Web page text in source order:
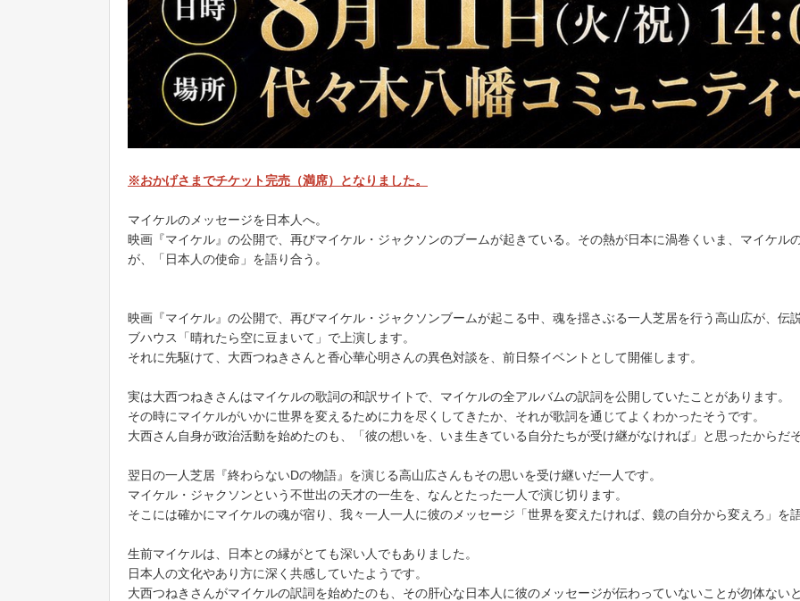
※おかげさまでチケット完売（満席）となりました。
マイケルのメッセージを日本人へ。
映画『マイケル』の公開で、再びマイケル・ジャクソンのブームが起きている。その熱が日本に渦巻くいま、マイケル
が、「日本人の使命」を語り合う。
映画『マイケル』の公開で、再びマイケル・ジャクソンブームが起こる中、魂を揺さぶる一人芝居を行う高山広が、伝
ブハウス「晴れたら空に豆まいて」で上演します。
それに先駆けて、大西つねきさんと香心華心明さんの異色対談を、前日祭イベントとして開催します。
実は大西つねきさんはマイケルの歌詞の和訳サイトで、マイケルの全アルバムの訳詞を公開していたことがあります。
その時にマイケルがいかに世界を変えるために力を尽くしてきたか、それが歌詞を通じてよくわかったそうです。
大西さん自身が政治活動を始めたのも、「彼の想いを、いま生きている自分たちが受け継がなければ」と思ったからだそ
翌日の一人芝居『終わらないDの物語』を演じる高山広さんもその思いを受け継いだ一人です。
マイケル・ジャクソンという不世出の天才の一生を、なんとたった一人で演じ切ります。
そこには確かにマイケルの魂が宿り、我々一人一人に彼のメッセージ「世界を変えたければ、鏡の自分から変えろ」を
生前マイケルは、日本との縁がとても深い人でもありました。
日本人の文化やあり方に深く共感していたようです。
大西つねきさんがマイケルの訳詞を始めたのも、その肝心な日本人に彼のメッセージが伝わっていないことが勿体ない